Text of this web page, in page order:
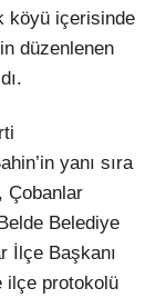
köyü içerisinde
düzenlenen
yanı sıra
Çobanlar
Belediye
İlçe Başkanı
ilçe protokolü